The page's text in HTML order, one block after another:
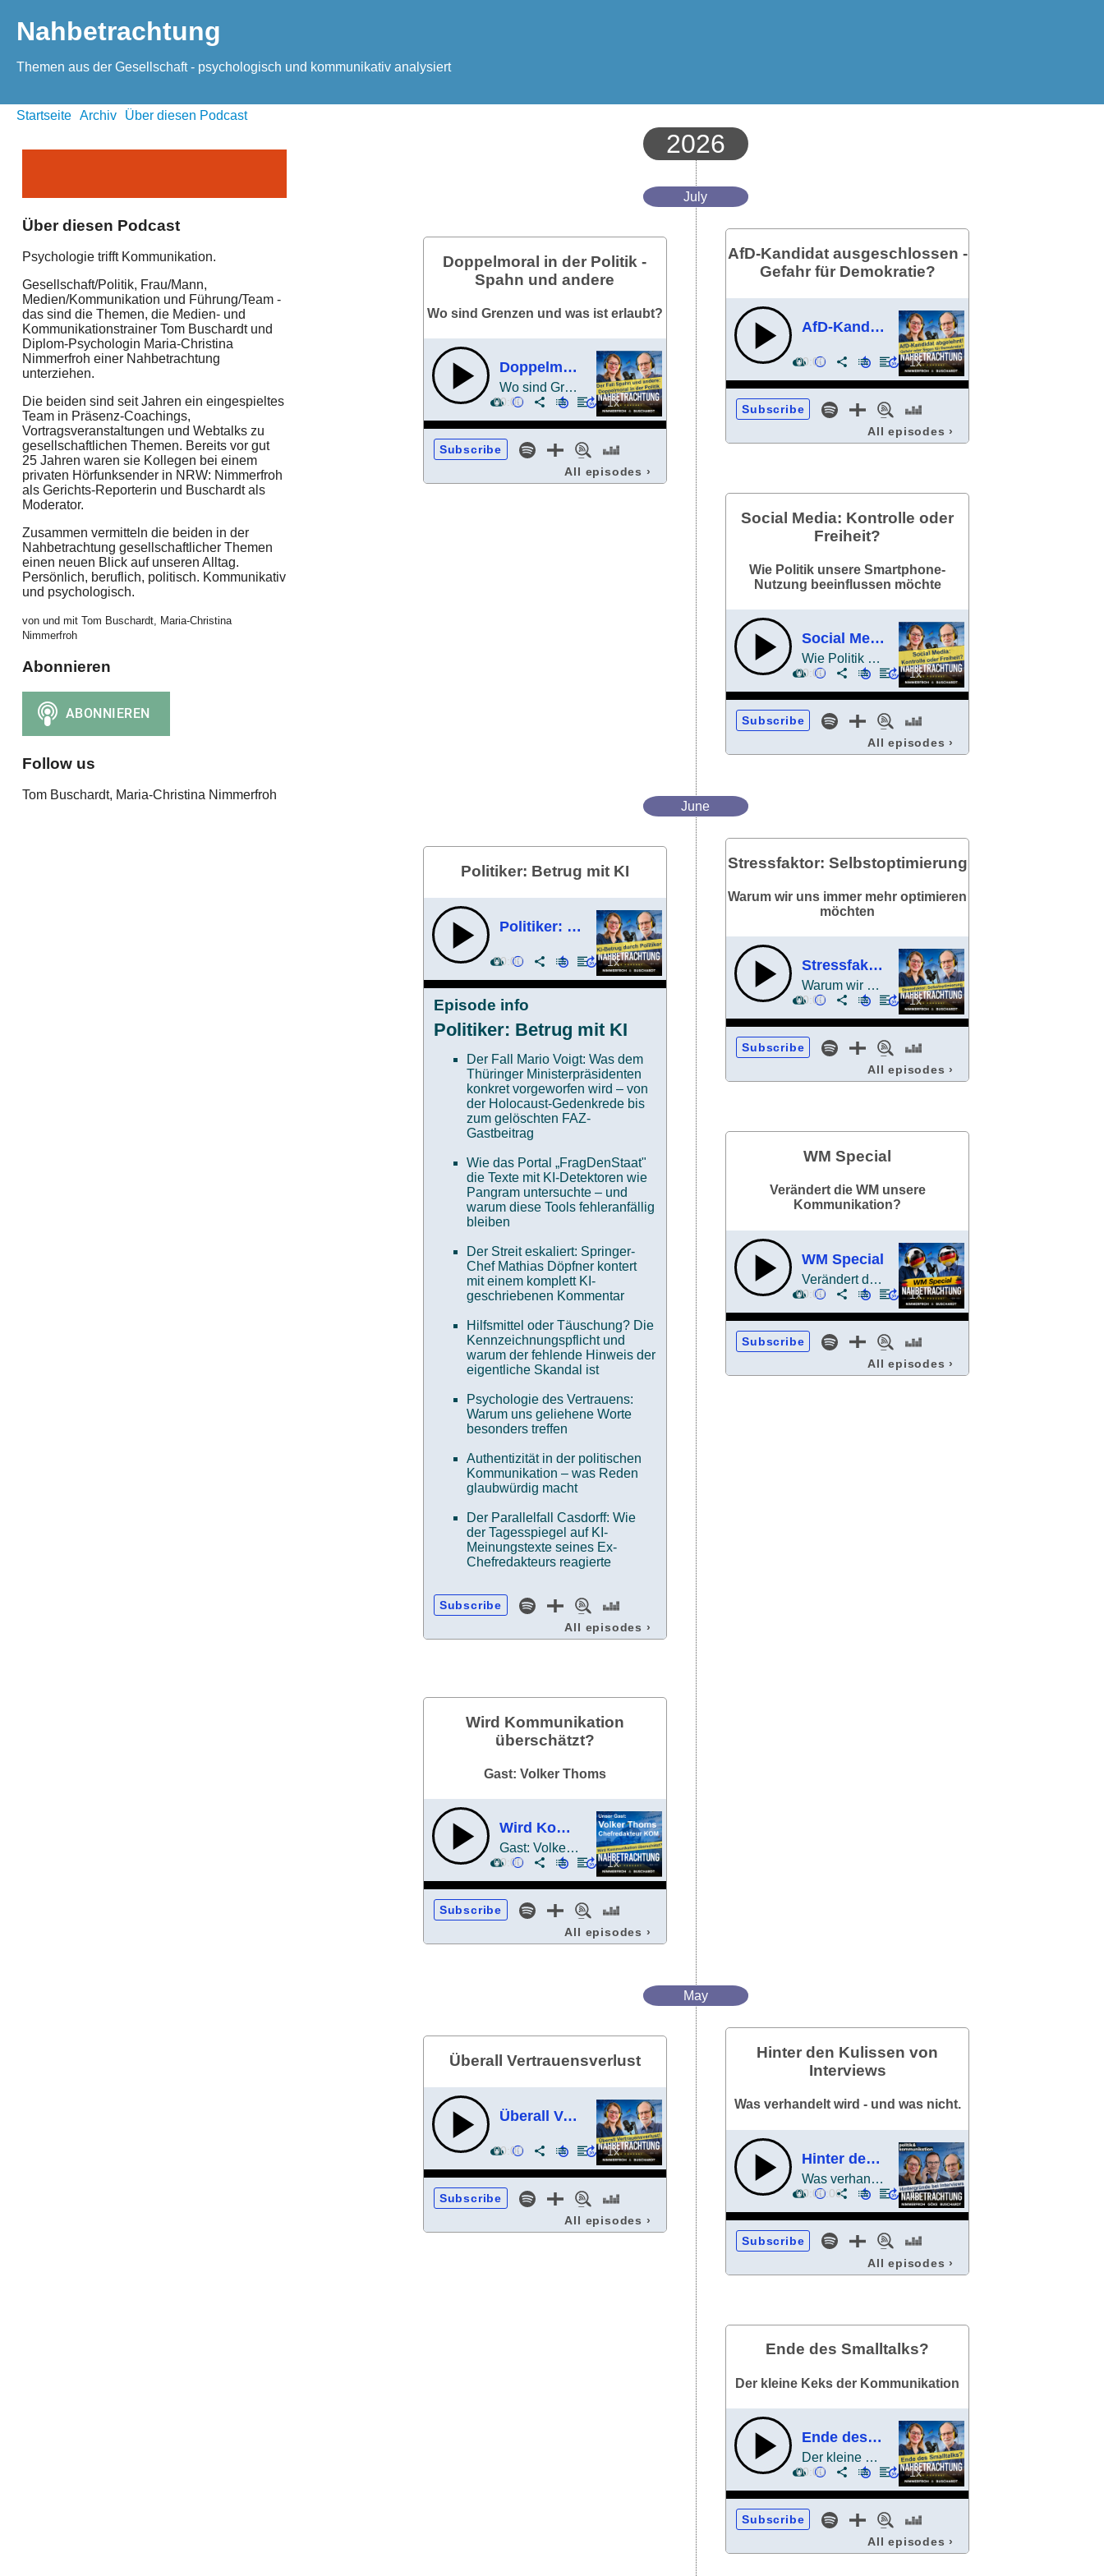
Nahbetrachtung
Themen aus der Gesellschaft - psychologisch und kommunikativ analysiert
Startseite Archiv Über diesen Podcast
Über diesen Podcast
Psychologie trifft Kommunikation.
Gesellschaft/Politik, Frau/Mann,
Medien/Kommunikation und Führung/Team -
das sind die Themen, die Medien- und
Kommunikationstrainer Tom Buschardt und
Diplom-Psychologin Maria-Christina
Nimmerfroh einer Nahbetrachtung
unterziehen.
Die beiden sind seit Jahren ein eingespieltes
Team in Präsenz-Coachings,
Vortragsveranstaltungen und Webtalks zu
gesellschaftlichen Themen. Bereits vor gut
25 Jahren waren sie Kollegen bei einem
privaten Hörfunksender in NRW: Nimmerfroh
als Gerichts-Reporterin und Buschardt als
Moderator.
Zusammen vermitteln die beiden in der
Nahbetrachtung gesellschaftlicher Themen
einen neuen Blick auf unseren Alltag.
Persönlich, beruflich, politisch. Kommunikativ
und psychologisch.
von und mit Tom Buschardt, Maria-Christina
Nimmerfroh
Abonnieren
Follow us
Tom Buschardt, Maria-Christina Nimmerfroh
2026
July
AfD-Kandidat ausgeschlossen -
Gefahr für Demokratie?
AfD-Kandidat ausgeschlossen - Gefahr für Demokratie?
00:00
Subscribe
All episodes ›
Doppelmoral in der Politik -
Spahn und andere
Wo sind Grenzen und was ist erlaubt?
Doppelmoral in der Politik - Spahn und andere
Wo sind Grenzen und was ist erlaubt?
00:00
Subscribe
All episodes ›
Social Media: Kontrolle oder
Freiheit?
Wie Politik unsere Smartphone-
Nutzung beeinflussen möchte
Social Media: Kontrolle oder Freiheit?
Wie Politik unsere Smartphone-Nutzung beeinflussen möchte
00:00
Subscribe
All episodes ›
June
Stressfaktor: Selbstoptimierung
Warum wir uns immer mehr optimieren
möchten
Stressfaktor: Selbstoptimierung
Warum wir uns immer mehr optimieren möchten
00:00
Subscribe
All episodes ›
Politiker: Betrug mit KI
Politiker: Betrug mit KI
00:00
Episode info
Politiker: Betrug mit KI
Der Fall Mario Voigt: Was dem
Thüringer Ministerpräsidenten
konkret vorgeworfen wird – von
der Holocaust-Gedenkrede bis
zum gelöschten FAZ-
Gastbeitrag
Wie das Portal „FragDenStaat"
die Texte mit KI-Detektoren wie
Pangram untersuchte – und
warum diese Tools fehleranfällig
bleiben
Der Streit eskaliert: Springer-
Chef Mathias Döpfner kontert
mit einem komplett KI-
geschriebenen Kommentar
Hilfsmittel oder Täuschung? Die
Kennzeichnungspflicht und
warum der fehlende Hinweis der
eigentliche Skandal ist
Psychologie des Vertrauens:
Warum uns geliehene Worte
besonders treffen
Authentizität in der politischen
Kommunikation – was Reden
glaubwürdig macht
Der Parallelfall Casdorff: Wie
der Tagesspiegel auf KI-
Meinungstexte seines Ex-
Chefredakteurs reagierte
Subscribe
All episodes ›
WM Special
Verändert die WM unsere
Kommunikation?
WM Special
Verändert die WM unsere Kommunikation?
00:00
Subscribe
All episodes ›
Wird Kommunikation
überschätzt?
Gast: Volker Thoms
Wird Kommunikation überschätzt?
Gast: Volker Thoms
00:00
Subscribe
All episodes ›
May
Hinter den Kulissen von
Interviews
Was verhandelt wird - und was nicht.
Hinter den Kulissen von Interviews
Was verhandelt wird - und was nicht.
00:00:00
Subscribe
All episodes ›
Überall Vertrauensverlust
Überall Vertrauensverlust
00:00
Subscribe
All episodes ›
Ende des Smalltalks?
Der kleine Keks der Kommunikation
Ende des Smalltalks?
Der kleine Keks der Kommunikation
00:00
Subscribe
All episodes ›